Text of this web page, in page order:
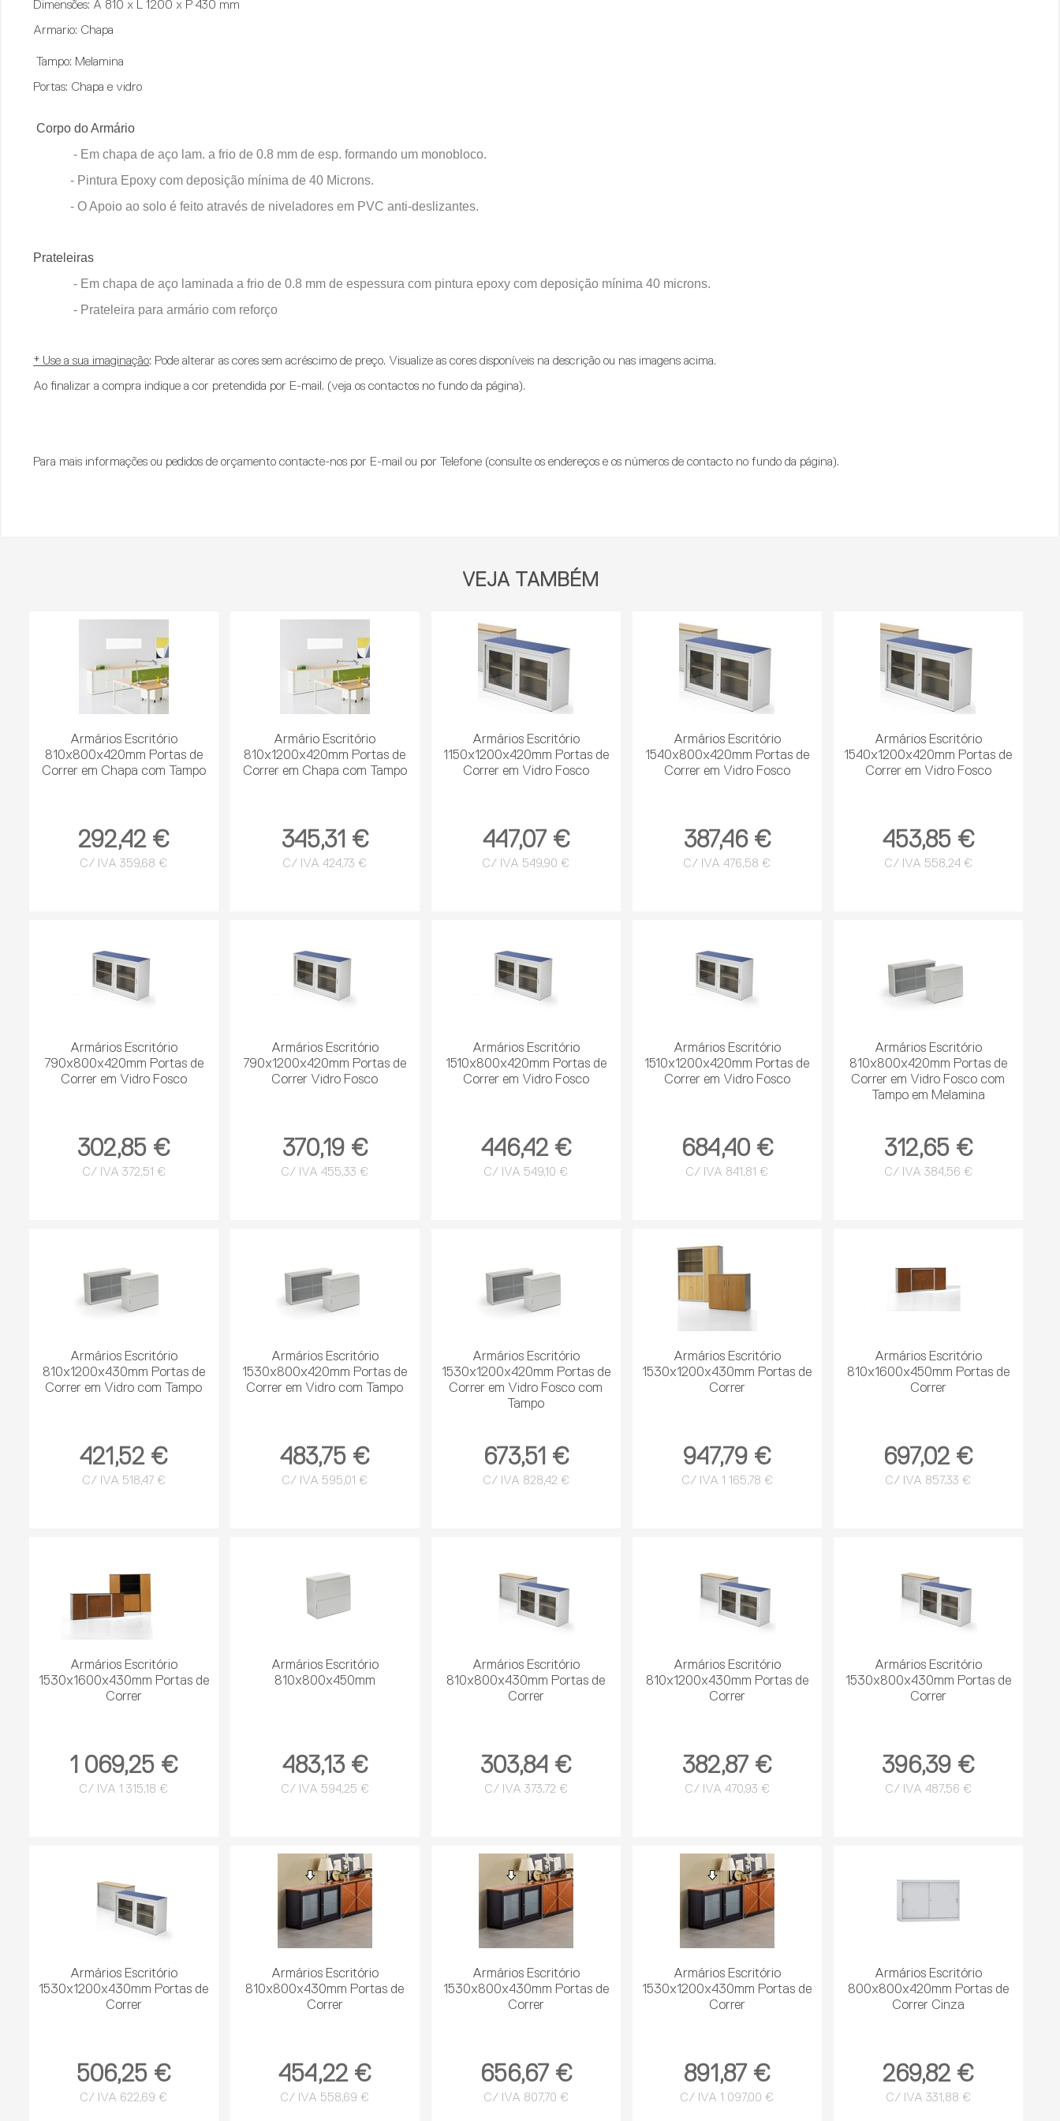
Dimensões: A 810 x L 1200 x P 430 mm
Armario: Chapa
Tampo: Melamina
Portas: Chapa e vidro
Corpo do Armário
- Em chapa de aço lam. a frio de 0.8 mm de esp. formando um monobloco.
- Pintura Epoxy com deposição mínima de 40 Microns.
- O Apoio ao solo é feito através de niveladores em PVC anti-deslizantes.
Prateleiras
- Em chapa de aço laminada a frio de 0.8 mm de espessura com pintura epoxy com deposição mínima 40 microns.
- Prateleira para armário com reforço
* Use a sua imaginação: Pode alterar as cores sem acréscimo de preço. Visualize as cores disponíveis na descrição ou nas imagens acima.
Ao finalizar a compra indique a cor pretendida por E-mail. (veja os contactos no fundo da página).
Para mais informações ou pedidos de orçamento contacte-nos por E-mail ou por Telefone (consulte os endereços e os números de contacto no fundo da página).
VEJA TAMBÉM
Armários Escritório
810x800x420mm Portas de
Correr em Chapa com Tampo
292,42 €
C/ IVA 359,68 €
Armário Escritório
810x1200x420mm Portas de
Correr em Chapa com Tampo
345,31 €
C/ IVA 424,73 €
Armários Escritório
1150x1200x420mm Portas de
Correr em Vidro Fosco
447,07 €
C/ IVA 549,90 €
Armários Escritório
1540x800x420mm Portas de
Correr em Vidro Fosco
387,46 €
C/ IVA 476,58 €
Armários Escritório
1540x1200x420mm Portas de
Correr em Vidro Fosco
453,85 €
C/ IVA 558,24 €
Armários Escritório
790x800x420mm Portas de
Correr em Vidro Fosco
302,85 €
C/ IVA 372,51 €
Armários Escritório
790x1200x420mm Portas de
Correr Vidro Fosco
370,19 €
C/ IVA 455,33 €
Armários Escritório
1510x800x420mm Portas de
Correr em Vidro Fosco
446,42 €
C/ IVA 549,10 €
Armários Escritório
1510x1200x420mm Portas de
Correr em Vidro Fosco
684,40 €
C/ IVA 841,81 €
Armários Escritório
810x800x420mm Portas de
Correr em Vidro Fosco com
Tampo em Melamina
312,65 €
C/ IVA 384,56 €
Armários Escritório
810x1200x430mm Portas de
Correr em Vidro com Tampo
421,52 €
C/ IVA 518,47 €
Armários Escritório
1530x800x420mm Portas de
Correr em Vidro com Tampo
483,75 €
C/ IVA 595,01 €
Armários Escritório
1530x1200x420mm Portas de
Correr em Vidro Fosco com
Tampo
673,51 €
C/ IVA 828,42 €
Armários Escritório
1530x1200x430mm Portas de
Correr
947,79 €
C/ IVA 1 165,78 €
Armários Escritório
810x1600x450mm Portas de
Correr
697,02 €
C/ IVA 857,33 €
Armários Escritório
1530x1600x430mm Portas de
Correr
1 069,25 €
C/ IVA 1 315,18 €
Armários Escritório
810x800x450mm
483,13 €
C/ IVA 594,25 €
Armários Escritório
810x800x430mm Portas de
Correr
303,84 €
C/ IVA 373,72 €
Armários Escritório
810x1200x430mm Portas de
Correr
382,87 €
C/ IVA 470,93 €
Armários Escritório
1530x800x430mm Portas de
Correr
396,39 €
C/ IVA 487,56 €
Armários Escritório
1530x1200x430mm Portas de
Correr
506,25 €
C/ IVA 622,69 €
Armários Escritório
810x800x430mm Portas de
Correr
454,22 €
C/ IVA 558,69 €
Armários Escritório
1530x800x430mm Portas de
Correr
656,67 €
C/ IVA 807,70 €
Armários Escritório
1530x1200x430mm Portas de
Correr
891,87 €
C/ IVA 1 097,00 €
Armários Escritório
800x800x420mm Portas de
Correr Cinza
269,82 €
C/ IVA 331,88 €